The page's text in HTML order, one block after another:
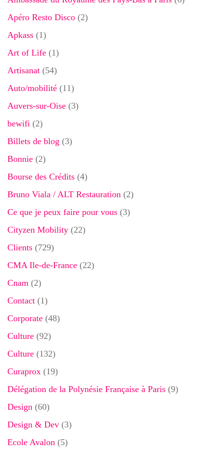
Apéro Resto Disco (2)
Apkass (1)
Art of Life (1)
Artisanat (54)
Auto/mobilité (11)
Auvers-sur-Oise (3)
bewifi (2)
Billets de blog (3)
Bonnie (2)
Bourse des Crédits (4)
Bruno Viala / ALT Restauration (2)
Ce que je peux faire pour vous (3)
Cityzen Mobility (22)
Clients (729)
CMA Ile-de-France (22)
Cnam (2)
Contact (1)
Corporate (48)
Culture (92)
Culture (132)
Curaprox (19)
Délégation de la Polynésie Française à Paris (9)
Design (60)
Design & Dev (3)
Ecole Avalon (5)